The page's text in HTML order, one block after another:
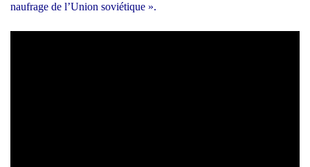
naufrage de l’Union soviétique ».